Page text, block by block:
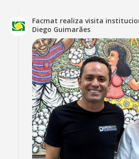
Facmat realiza visita
Diego Guimarães